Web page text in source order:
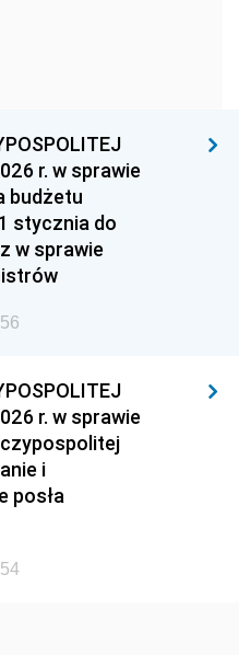
1937
r. w sprawie
budżetu
stycznia do
w sprawie
r. w sprawie
i
posła